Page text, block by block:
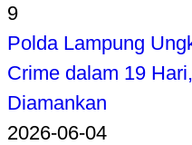
9
Polda Lampung
Crime dalam 19
Diamankan
2026-06-04